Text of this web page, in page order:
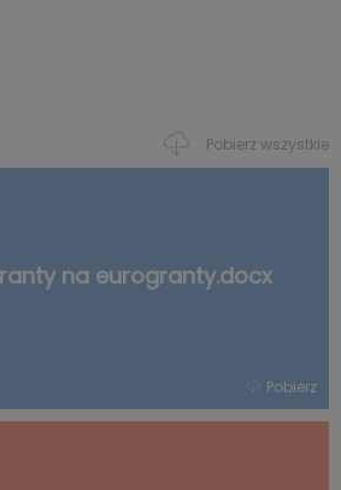
Pobierz wszystkie
na eurogranty.docx
Pobierz